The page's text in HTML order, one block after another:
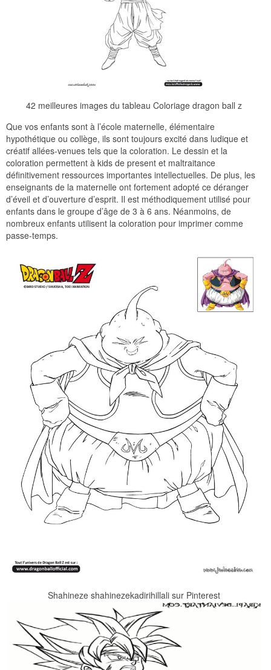
42 meilleures images du tableau Coloriage dragon ball z
Que vos enfants sont à l’école maternelle, élémentaire
hypothétique ou collège, ils sont toujours excité dans ludique et
créatif allées-venues tels que la coloration. Le dessin et la
coloration permettent à kids de present et maltraitance
définitivement ressources importantes intellectuelles. De plus, les
enseignants de la maternelle ont fortement adopté ce déranger
d’éveil et d’ouverture d’esprit. Il est méthodiquement utilisé pour
enfants dans le groupe d’âge de 3 à 6 ans. Néanmoins, de
nombreux enfants utilisent la coloration pour imprimer comme
passe-temps.
Shahineze shahinezekadirihillali sur Pinterest